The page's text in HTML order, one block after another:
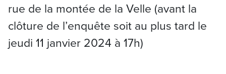
rue de la montée de la Velle (avant la
clôture de l’enquête soit au plus tard le
jeudi 11 janvier 2024 à 17h)